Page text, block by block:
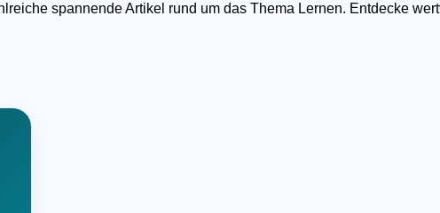
spannende Artikel rund um das Thema Lernen. Entdecke